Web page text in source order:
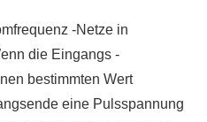
-Netze in
die Eingangs -
bestimmten Wert
eine Pulsspannung